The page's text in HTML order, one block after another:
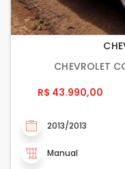
CHEVROLET
R$ 43.990,00
2013/2013
Manual